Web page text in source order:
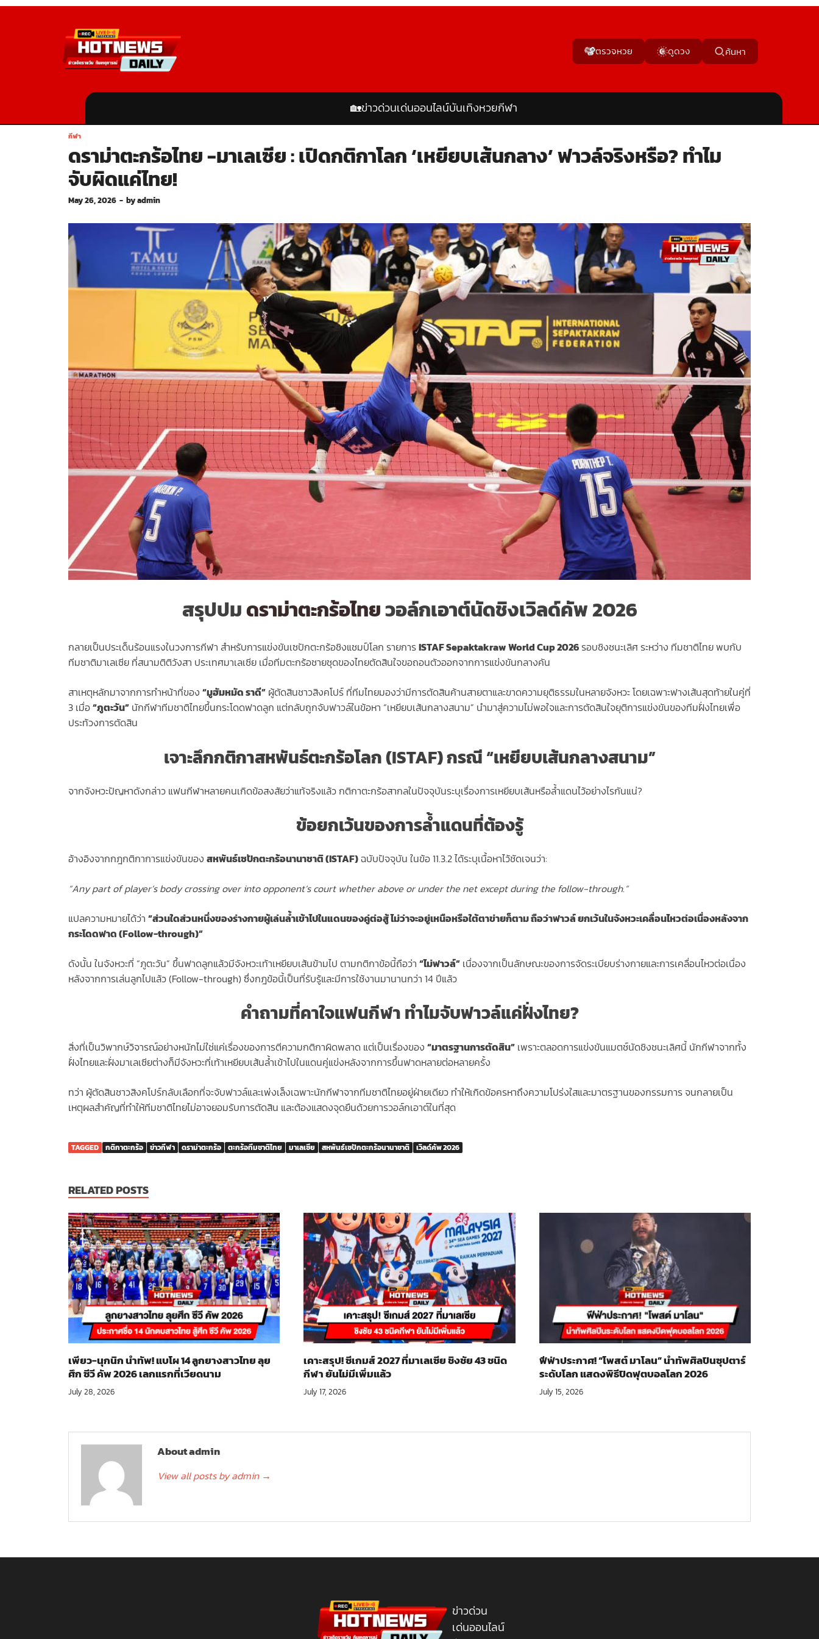
ตรวจหวย ดูดวง ค้นหา
🏡ข่าวด่วนเด่นออนไลน์บันเทิงหวยกีฬา
กีฬา
ดราม่าตะกร้อไทย -มาเลเซีย : เปิดกติกาโลก ‘เหยียบเส้นกลาง’ ฟาวล์จริงหรือ? ทำไม
จับผิดแค่ไทย!
May 26, 2026 - byadmin
สรุปปมดราม่าตะกร้อไทยวอล์กเอาต์นัดชิงเวิลด์คัพ 2026
กลายเป็นประเด็นร้อนแรงในวงการกีฬา สำหรับการแข่งขันเซปักตะกร้อชิงแชมป์โลก รายการISTAF Sepaktakraw World Cup 2026รอบชิงชนะเลิศ ระหว่าง ทีมชาติไทย พบกับ
ทีมชาติมาเลเซีย ที่สนามติติวังสา ประเทศมาเลเซีย เมื่อทีมตะกร้อชายชุดของไทยตัดสินใจขอถอนตัวออกจากการแข่งขันกลางคัน
สาเหตุหลักมาจากการทำหน้าที่ของ “มูฮัมหมัด ราดี” ผู้ตัดสินชาวสิงคโปร์ ที่ทีมไทยมองว่ามีการตัดสินค้านสายตาและขาดความยุติธรรมในหลายจังหวะ โดยเฉพาะฟางเส้นสุดท้ายในคู่ที่
3 เมื่อ“ภูตะวัน” นักกีฬาทีมชาติไทยขึ้นกระโดดฟาดลูก แต่กลับถูกจับฟาวล์ในข้อหา “เหยียบเส้นกลางสนาม” นำมาสู่ความไม่พอใจและการตัดสินใจยุติการแข่งขันของทีมฝั่งไทยเพื่อ
ประท้วงการตัดสิน
เจาะลึกกติกาสหพันธ์ตะกร้อโลก (ISTAF) กรณี “เหยียบเส้นกลางสนาม”
จากจังหวะปัญหาดังกล่าว แฟนกีฬาหลายคนเกิดข้อสงสัยว่าแท้จริงแล้ว กติกาตะกร้อสากลในปัจจุบันระบุเรื่องการเหยียบเส้นหรือล้ำแดนไว้อย่างไรกันแน่?
ข้อยกเว้นของการล้ำแดนที่ต้องรู้
อ้างอิงจากกฎกติกาการแข่งขันของ สหพันธ์เซปักตะกร้อนานาชาติ (ISTAF) ฉบับปัจจุบัน ในข้อ 11.3.2 ได้ระบุเนื้อหาไว้ชัดเจนว่า:
“Any part of player’s body crossing over into opponent’s court whether above or under the net except during the follow-through.”
แปลความหมายได้ว่า “ส่วนใดส่วนหนึ่งของร่างกายผู้เล่นล้ำเข้าไปในแดนของคู่ต่อสู้ ไม่ว่าจะอยู่เหนือหรือใต้ตาข่ายก็ตาม ถือว่าฟาวล์ ยกเว้นในจังหวะเคลื่อนไหวต่อเนื่องหลังจาก
กระโดดฟาด (Follow-through)”
ดังนั้น ในจังหวะที่ “ภูตะวัน” ขึ้นฟาดลูกแล้วมีจังหวะเท้าเหยียบเส้นข้ามไป ตามกติกาข้อนี้ถือว่า “ไม่ฟาวล์” เนื่องจากเป็นลักษณะของการจัดระเบียบร่างกายและการเคลื่อนไหวต่อเนื่อง
หลังจากการเล่นลูกไปแล้ว (Follow-through) ซึ่งกฎข้อนี้เป็นที่รับรู้และมีการใช้งานมานานกว่า 14 ปีแล้ว
คำถามที่คาใจแฟนกีฬา ทำไมจับฟาวล์แค่ฝั่งไทย?
สิ่งที่เป็นวิพากษ์วิจารณ์อย่างหนักไม่ใช่แค่เรื่องของการตีความกติกาผิดพลาด แต่เป็นเรื่องของ “มาตรฐานการตัดสิน” เพราะตลอดการแข่งขันแมตช์นัดชิงชนะเลิศนี้ นักกีฬาจากทั้ง
ฝั่งไทยและฝั่งมาเลเซียต่างก็มีจังหวะที่เท้าเหยียบเส้นล้ำเข้าไปในแดนคู่แข่งหลังจากการขึ้นฟาดหลายต่อหลายครั้ง
ทว่า ผู้ตัดสินชาวสิงคโปร์กลับเลือกที่จะจับฟาวล์และเพ่งเล็งเฉพาะนักกีฬาจากทีมชาติไทยอยู่ฝ่ายเดียว ทำให้เกิดข้อครหาถึงความโปร่งใสและมาตรฐานของกรรมการ จนกลายเป็น
เหตุผลสำคัญที่ทำให้ทีมชาติไทยไม่อาจยอมรับการตัดสิน และต้องแสดงจุดยืนด้วยการวอล์กเอาต์ในที่สุด
TAGGED กติกาตะกร้อ ข่าวกีฬา ดราม่าตะกร้อ ตะกร้อทีมชาติไทย มาเลเซีย สหพันธ์เซปักตะกร้อนานาชาติ เวิลด์คัพ 2026
RELATED POSTS
เพียว-นุกนิก นำทัพ! แบโผ 14 ลูกยางสาวไทย ลุย
ศึก ซีวี คัพ 2026 เลกแรกที่เวียดนาม
July 28, 2026
เคาะสรุป! ซีเกมส์ 2027 ที่มาเลเซีย ชิงชัย 43 ชนิด
กีฬา ยันไม่มีเพิ่มแล้ว
July 17, 2026
ฟีฟ่าประกาศ! “โพสต์ มาโลน” นำทัพศิลปินซุปตาร์
ระดับโลก แสดงพิธีปิดฟุตบอลโลก 2026
July 15, 2026
About admin
View all posts by admin →
ข่าวด่วน
เด่นออนไลน์